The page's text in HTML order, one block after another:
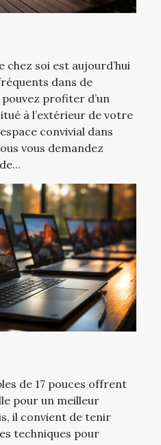
chez soi est aujourd’hui
dans de
profiter d’un
à l’extérieur de votre
convivial dans
vous demandez
de 17 pouces offrent
pour un meilleur
il convient de tenir
techniques pour